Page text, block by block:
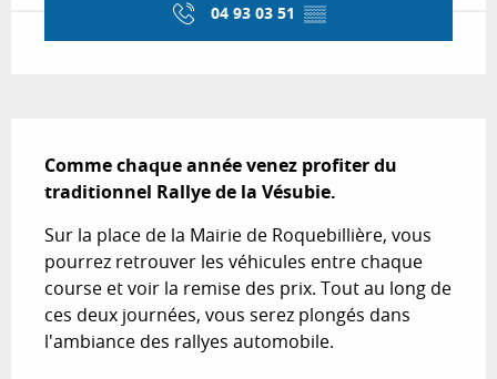
04 93 03 51 ▒▒
Comme chaque année venez profiter du
traditionnel Rallye de la Vésubie.
Sur la place de la Mairie de Roquebillière, vous
pourrez retrouver les véhicules entre chaque
course et voir la remise des prix. Tout au long de
ces deux journées, vous serez plongés dans
l'ambiance des rallyes automobile.